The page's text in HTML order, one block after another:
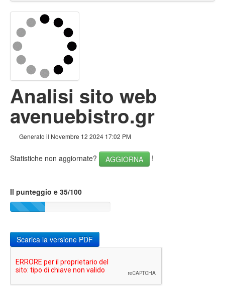
Torna in cima
Contenuto
Keywords
Usabilita
Documento
Mobile
Ottimizzazione
Analisi sito web
avenuebistro.gr
Generato il Novembre 12 2024 17:02 PM
Statistiche non aggiornate? AGGIORNA !
Il punteggio e 35/100
Scarica la versione PDF